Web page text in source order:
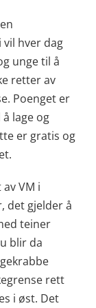
hver dag
unge til å
retter av
Poenget er
lage og
er gratis og
VM i
det gjelder å
teiner
blir da
rett
i øst. Det